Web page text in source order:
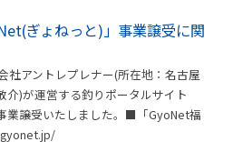
ぎょねっと)」事業譲受に関
社アントレプレナー(所在地：名古屋
介)が運営する釣りポータルサイト
業譲受いたしました。■「GyoNet福